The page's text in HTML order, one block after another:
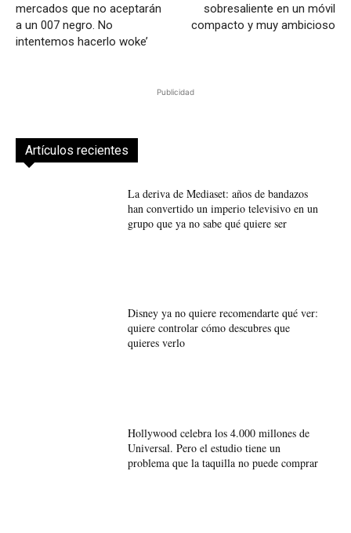
mercados que no aceptarán
a un 007 negro. No
intentemos hacerlo woke’
sobresaliente en un móvil
compacto y muy ambicioso
Publicidad
Artículos recientes
La deriva de Mediaset: años de bandazos
han convertido un imperio televisivo en un
grupo que ya no sabe qué quiere ser
Disney ya no quiere recomendarte qué ver:
quiere controlar cómo descubres que
quieres verlo
Hollywood celebra los 4.000 millones de
Universal. Pero el estudio tiene un
problema que la taquilla no puede comprar